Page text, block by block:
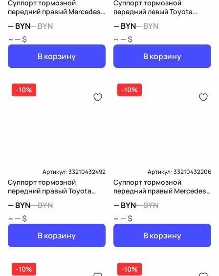
Суппорт тормозной
передний правый Mercedes-
—BYN—BYN
~ — $
В корзину
Суппорт тормозной
передний левый Toyota
—BYN—BYN
~ — $
В корзину
-10%
Артикул:33210432492
Суппорт тормозной
передний правый Toyota
—BYN—BYN
~ — $
В корзину
-10%
Артикул:33210432206
Суппорт тормозной
передний правый Mercedes-
—BYN—BYN
~ — $
В корзину
-10% -10%